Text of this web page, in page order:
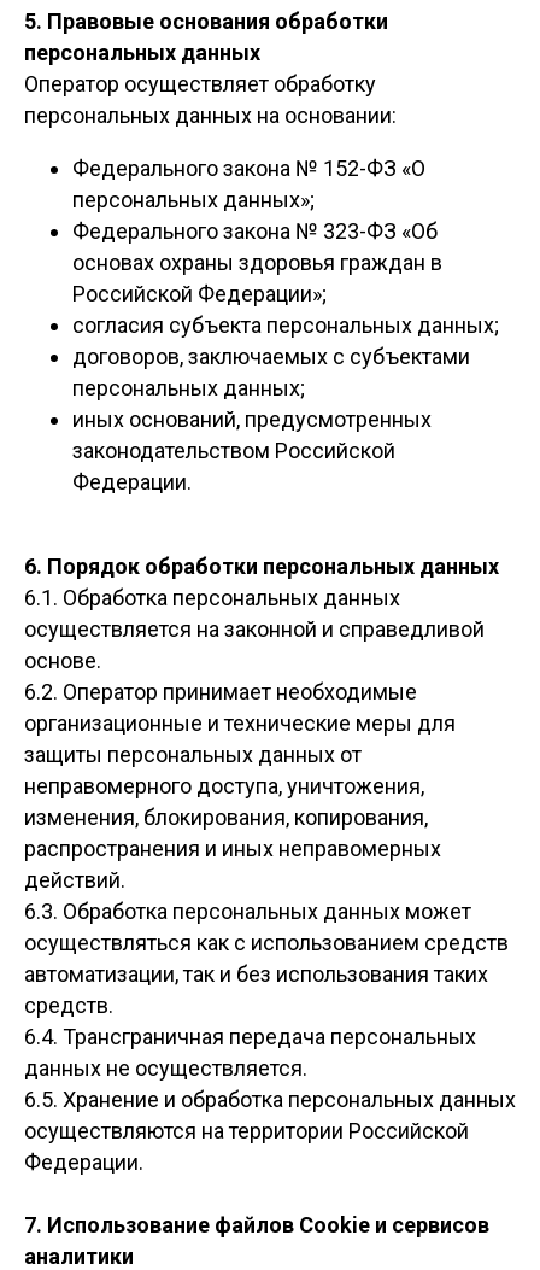
5. Правовые основания обработки
персональных данных
Оператор осуществляет обработку
персональных данных на основании:
Федерального закона № 152-ФЗ «О
персональных данных»;
Федерального закона № 323-ФЗ «Об
основах охраны здоровья граждан в
Российской Федерации»;
согласия субъекта персональных данных;
договоров, заключаемых с субъектами
персональных данных;
иных оснований, предусмотренных
законодательством Российской
Федерации.
6. Порядок обработки персональных данных
6.1. Обработка персональных данных
осуществляется на законной и справедливой
основе.
6.2. Оператор принимает необходимые
организационные и технические меры для
защиты персональных данных от
неправомерного доступа, уничтожения,
изменения, блокирования, копирования,
распространения и иных неправомерных
действий.
6.3. Обработка персональных данных может
осуществляться как с использованием средств
автоматизации, так и без использования таких
средств.
6.4. Трансграничная передача персональных
данных не осуществляется.
6.5. Хранение и обработка персональных данных
осуществляются на территории Российской
Федерации.
7. Использование файлов Cookie и сервисов
аналитики